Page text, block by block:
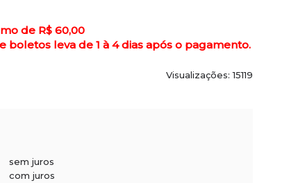
de R$ 60,00
leva de 1 à 4 dias após o pagamento.
Visualizações: 15119
sem juros
com juros